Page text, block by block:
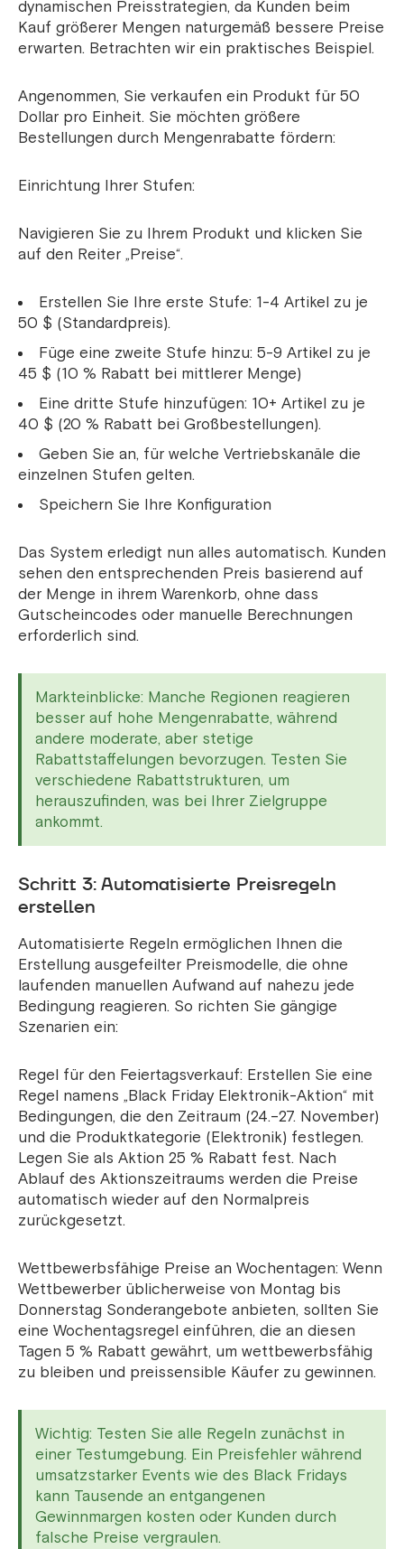
dynamischen Preisstrategien, da Kunden beim
Kauf größerer Mengen naturgemäß bessere Preise
erwarten. Betrachten wir ein praktisches Beispiel.
Angenommen, Sie verkaufen ein Produkt für 50
Dollar pro Einheit. Sie möchten größere
Bestellungen durch Mengenrabatte fördern:
Einrichtung Ihrer Stufen:
Navigieren Sie zu Ihrem Produkt und klicken Sie
auf den Reiter „Preise“.
Erstellen Sie Ihre erste Stufe: 1-4 Artikel zu je
50 $ (Standardpreis).
Füge eine zweite Stufe hinzu: 5-9 Artikel zu je
45 $ (10 % Rabatt bei mittlerer Menge)
Eine dritte Stufe hinzufügen: 10+ Artikel zu je
40 $ (20 % Rabatt bei Großbestellungen).
Geben Sie an, für welche Vertriebskanäle die
einzelnen Stufen gelten.
Speichern Sie Ihre Konfiguration
Das System erledigt nun alles automatisch. Kunden
sehen den entsprechenden Preis basierend auf
der Menge in ihrem Warenkorb, ohne dass
Gutscheincodes oder manuelle Berechnungen
erforderlich sind.
Markteinblicke: Manche Regionen reagieren
besser auf hohe Mengenrabatte, während
andere moderate, aber stetige
Rabattstaffelungen bevorzugen. Testen Sie
verschiedene Rabattstrukturen, um
herauszufinden, was bei Ihrer Zielgruppe
ankommt.
Schritt 3: Automatisierte Preisregeln
erstellen
Automatisierte Regeln ermöglichen Ihnen die
Erstellung ausgefeilter Preismodelle, die ohne
laufenden manuellen Aufwand auf nahezu jede
Bedingung reagieren. So richten Sie gängige
Szenarien ein:
Regel für den Feiertagsverkauf: Erstellen Sie eine
Regel namens „Black Friday Elektronik-Aktion“ mit
Bedingungen, die den Zeitraum (24.–27. November)
und die Produktkategorie (Elektronik) festlegen.
Legen Sie als Aktion 25 % Rabatt fest. Nach
Ablauf des Aktionszeitraums werden die Preise
automatisch wieder auf den Normalpreis
zurückgesetzt.
Wettbewerbsfähige Preise an Wochentagen: Wenn
Wettbewerber üblicherweise von Montag bis
Donnerstag Sonderangebote anbieten, sollten Sie
eine Wochentagsregel einführen, die an diesen
Tagen 5 % Rabatt gewährt, um wettbewerbsfähig
zu bleiben und preissensible Käufer zu gewinnen.
Wichtig: Testen Sie alle Regeln zunächst in
einer Testumgebung. Ein Preisfehler während
umsatzstarker Events wie des Black Fridays
kann Tausende an entgangenen
Gewinnmargen kosten oder Kunden durch
falsche Preise vergraulen.